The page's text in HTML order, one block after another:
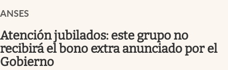
Mercados Online
Negocios
Columnistas
ANSES
Atención jubilados: este grupo no
recibirá el bono extra anunciado por el
Gobierno